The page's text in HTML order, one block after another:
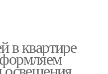
в квартире